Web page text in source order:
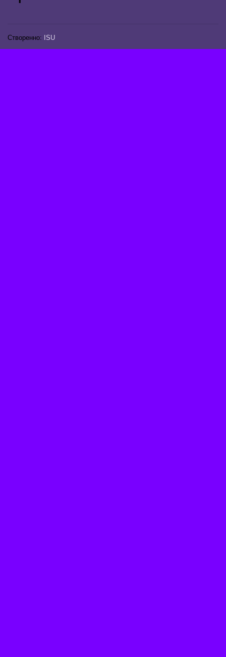
Створенно: ISU